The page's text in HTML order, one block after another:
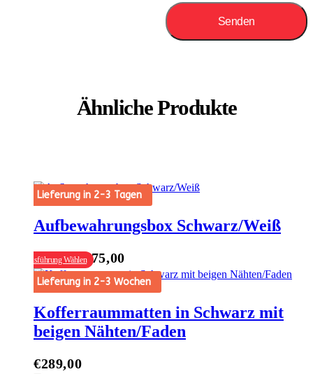
Ähnliche Produkte
Lieferung in 2-3 Tagen
Aufbewahrungsbox Schwarz/Weiß
€50,00–€75,00
Ausführung Wählen
weist
Varianten
auf.
Lieferung in 2-3 Wochen
Kofferraummatten in Schwarz mit
beigen Nähten/Faden
€289,00